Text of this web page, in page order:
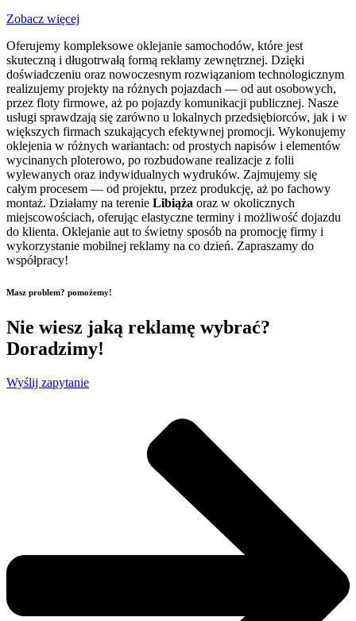
Zobacz więcej
Oferujemy kompleksowe oklejanie samochodów, które jest
skuteczną i długotrwałą formą reklamy zewnętrznej. Dzięki
doświadczeniu oraz nowoczesnym rozwiązaniom technologicznym
realizujemy projekty na różnych pojazdach — od aut osobowych,
przez floty firmowe, aż po pojazdy komunikacji publicznej. Nasze
usługi sprawdzają się zarówno u lokalnych przedsiębiorców, jak i w
większych firmach szukających efektywnej promocji. Wykonujemy
oklejenia w różnych wariantach: od prostych napisów i elementów
wycinanych ploterowo, po rozbudowane realizacje z folii
wylewanych oraz indywidualnych wydruków. Zajmujemy się
całym procesem — od projektu, przez produkcję, aż po fachowy
montaż. Działamy na terenie Libiąża oraz w okolicznych
miejscowościach, oferując elastyczne terminy i możliwość dojazdu
do klienta. Oklejanie aut to świetny sposób na promocję firmy i
wykorzystanie mobilnej reklamy na co dzień. Zapraszamy do
współpracy!
Masz problem? pomożemy!
Nie wiesz jaką reklamę wybrać?
Doradzimy!
Wyślij zapytanie